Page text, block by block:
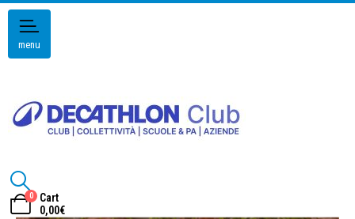
menu
0
Cart
0,00€